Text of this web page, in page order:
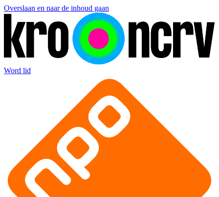
Overslaan en naar de inhoud gaan
Word lid